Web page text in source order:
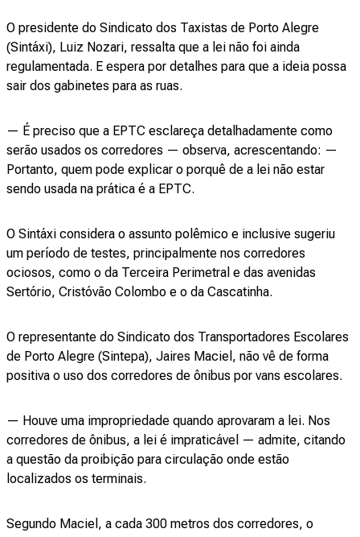
O presidente do Sindicato dos Taxistas de Porto Alegre
(Sintáxi), Luiz Nozari, ressalta que a lei não foi ainda
regulamentada. E espera por detalhes para que a ideia possa
sair dos gabinetes para as ruas.
— É preciso que a EPTC esclareça detalhadamente como
serão usados os corredores — observa, acrescentando: —
Portanto, quem pode explicar o porquê de a lei não estar
sendo usada na prática é a EPTC.
O Sintáxi considera o assunto polêmico e inclusive sugeriu
um período de testes, principalmente nos corredores
ociosos, como o da Terceira Perimetral e das avenidas
Sertório, Cristóvão Colombo e o da Cascatinha.
O representante do Sindicato dos Transportadores Escolares
de Porto Alegre (Sintepa), Jaires Maciel, não vê de forma
positiva o uso dos corredores de ônibus por vans escolares.
— Houve uma impropriedade quando aprovaram a lei. Nos
corredores de ônibus, a lei é impraticável — admite, citando
a questão da proibição para circulação onde estão
localizados os terminais.
Segundo Maciel, a cada 300 metros dos corredores, o